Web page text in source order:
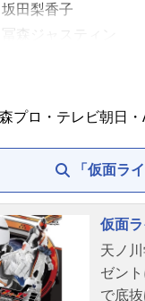
田梨香子
森ジャスティン
中卓志（アンガー
リブラ・ゾディアー
ジタリウス・ゾディ
：
プロ・テレビ朝日
「仮面ラ
仮面
天ノ
ゼン
で底